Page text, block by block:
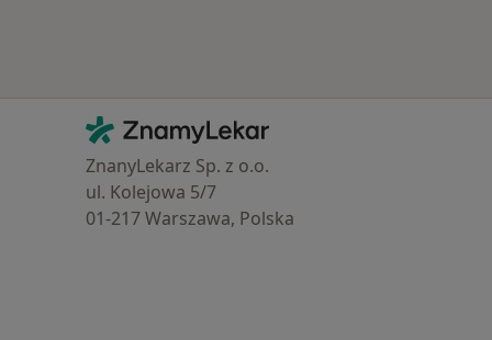
Kontakt
ZnamyLekar - Hlavní stránka
ZnanyLekarz Sp. z o.o.
ul. Kolejowa 5/7
01-217 Warszawa, Polska